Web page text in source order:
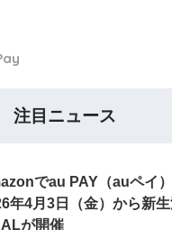
注目ニュース
でau PAY（auペイ）
年4月3日（金）から新
が開催